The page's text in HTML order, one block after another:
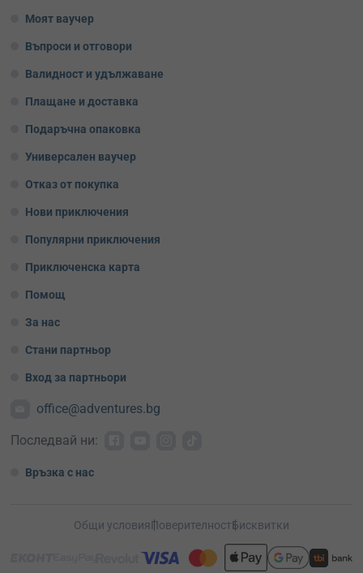
Моят ваучер
Въпроси и отговори
Валидност и удължаване
Плащане и доставка
Подаръчна опаковка
Универсален ваучер
Отказ от покупка
Нови приключения
Популярни приключения
Приключенска карта
Помощ
За нас
Стани партньор
Вход за партньори
office@adventures.bg
Последвай ни:
Връзка с нас
Общи условияПоверителностБисквитки